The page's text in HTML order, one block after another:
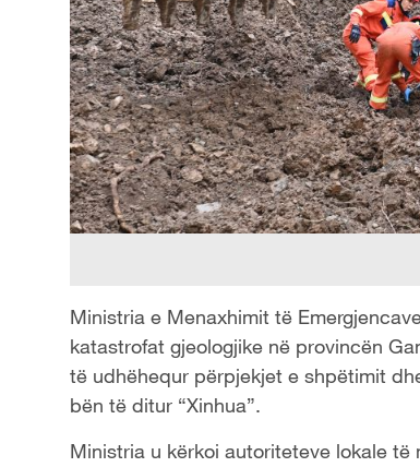
Ministria e Menaxhimit të
katastrofat gjeologjike në provincën
të udhëhequr përpjekjet e shpëtimit
bën të ditur “Xinhua”.
Ministria u kërkoi autoriteteve lokale